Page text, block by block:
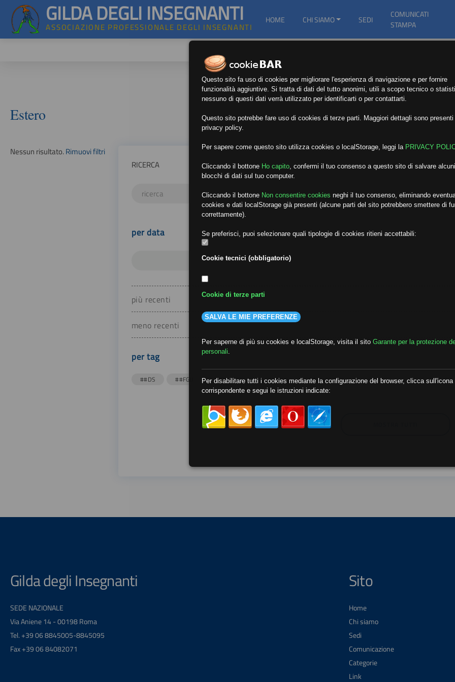
GILDA DEGLI INSEGNANTI
ASSOCIAZIONE PROFESSIONALE DEGLI INSEGNANTI
HOME CHI SIAMO SEDI
COMUNICATI
STAMPA
Estero
Nessun risultato.Rimuovi filtri
RICERCA
per data
più recenti
meno recenti
per tag
##DS ##FGU ##Gilda ##audoizioni ##autonomia
Gilda degli Insegnanti
SEDE NAZIONALE
Via Aniene 14 - 00198 Roma
Tel. +39 06 8845005-8845095
Fax +39 06 84082071
Sito
Home
Chi siamo
Sedi
Comunicazione
Categorie
Link
Questo sito fa uso di cookies per migliorare l'esperienza di navigazione e per fornire
funzionalità aggiuntive. Si tratta di dati del tutto anonimi, utili a scopo tecnico o
nessuno di questi dati verrà utilizzato per identificarti o per contattarti.
Questo sito potrebbe fare uso di cookies di terze parti. Maggiori dettagli sono
privacy policy.
Per sapere come questo sito utilizza cookies o localStorage, leggi la PRIVACY
Cliccando il bottone Ho capito confermi il tuo consenso a questo sito di salvare
blocchi di dati sul tuo computer.
Cliccando il bottone Non consentire cookies neghi il tuo consenso, eliminando
cookies e dati localStorage già presenti (alcune parti del sito potrebbero smettere di
correttamente).
Se preferisci, puoi selezionare quali tipologie di cookies ritieni accettabili:
Cookie tecnici (obbligatorio)
Cookie di terze parti
SALVA LE MIE PREFERENZE
Per saperne di più su cookies e localStorage, visita il sito Garante per la protezione
personali
Per disabilitare tutti i cookies mediante la configurazione del browser, clicca sull'icona
corrispondente e segui le istruzioni indicate: